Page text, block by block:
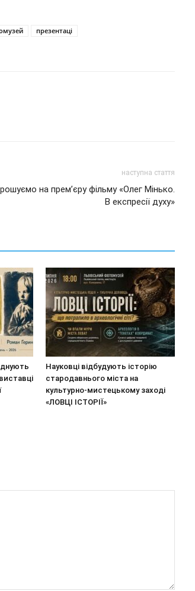
презентаці
наступна стаття
на прем’єру фільму «Олег Мінько.
В експресії духу»
Науковці відбудують історію
стародавнього міста на
культурно-мистецькому заході
«ЛОВЦІ ІСТОРІЇ»